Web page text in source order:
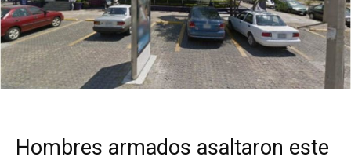
Hombres armados asaltaron este